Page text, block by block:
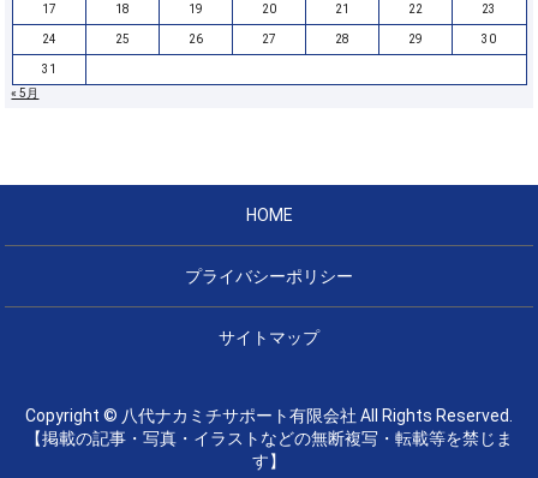
17 18 19 20 21 22 23
24 25 26 27 28 29 30
31
« 5月
HOME
プライバシーポリシー
サイトマップ
Copyright © 八代ナカミチサポート有限会社 All Rights Reserved.
【掲載の記事・写真・イラストなどの無断複写・転載等を禁じま
す】